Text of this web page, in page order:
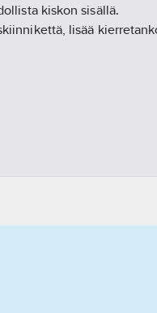
kiskon sisällä.
lisää